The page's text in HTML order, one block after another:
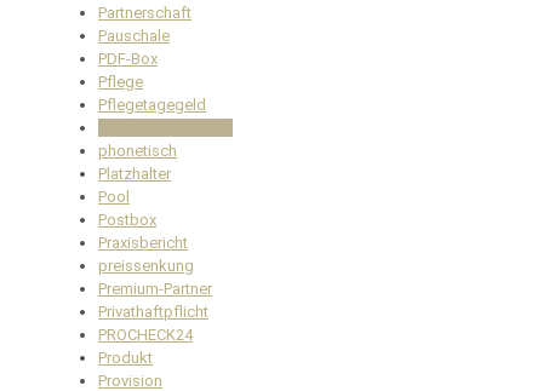
Partnerschaft
Pauschale
PDF-Box
Pflege
Pflegetagegeld
phonetisch
Platzhalter
Pool
Postbox
Praxisbericht
preissenkung
Premium-Partner
Privathaftpflicht
PROCHECK24
Produkt
Provision